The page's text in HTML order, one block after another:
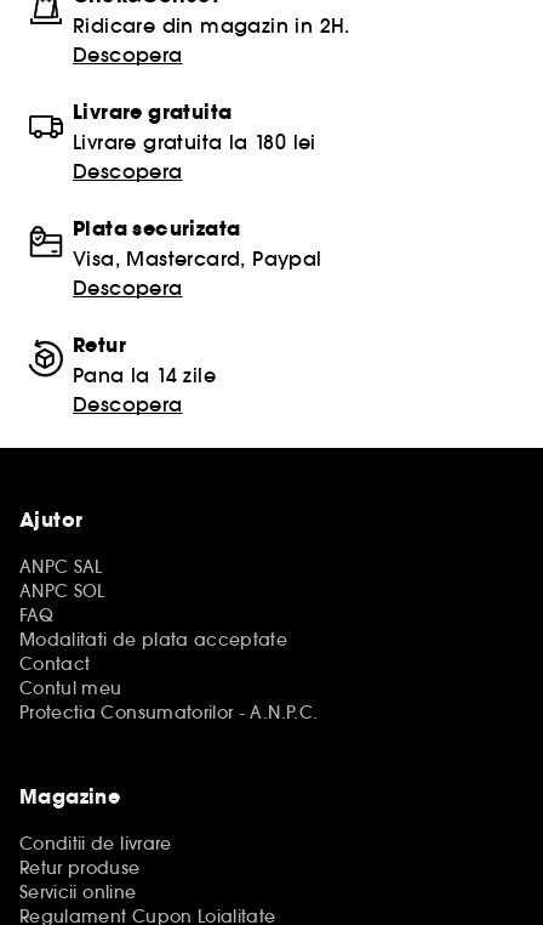
Ridicare din magazin in 2H.
Descopera
Livrare gratuita
Livrare gratuita la 180 lei
Descopera
Plata securizata
Visa, Mastercard, Paypal
Descopera
Retur
Pana la 14 zile
Descopera
Ajutor
ANPC SAL
ANPC SOL
FAQ
Modalitati de plata acceptate
Contact
Contul meu
Protectia Consumatorilor - A.N.P.C.
Magazine
Conditii de livrare
Retur produse
Servicii online
Regulament Cupon Loialitate